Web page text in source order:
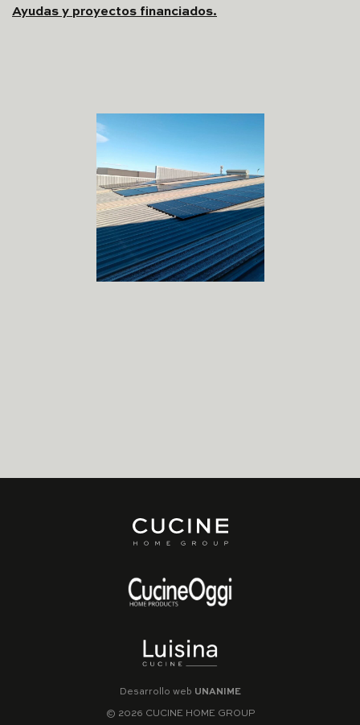
Ayudas y proyectos financiados.
Desarrollo web UNANIME
© 2026 CUCINE HOME GROUP